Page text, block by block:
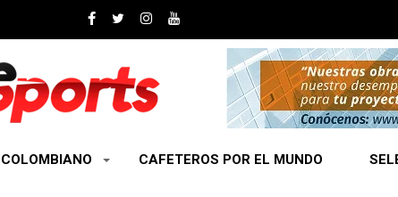
CAFETEROS POR EL MUNDO